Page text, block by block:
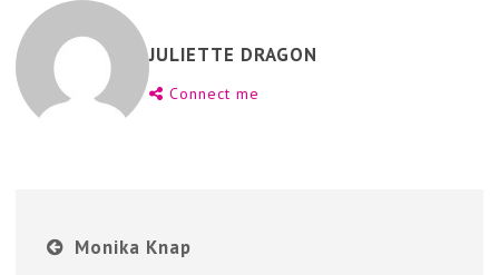
JULIETTE DRAGON
Connect me
Monika Knap